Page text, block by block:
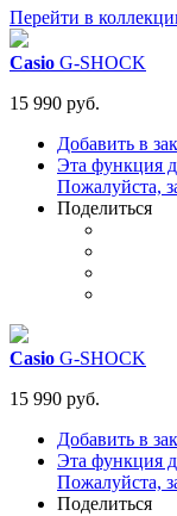
Перейти в
Casio G-SHOCK
15 990 руб.
Добавить в
Эта функция
Пожалуйста,
Поделиться
Casio G-SHOCK
15 990 руб.
Добавить в
Эта функция
Пожалуйста,
Поделиться